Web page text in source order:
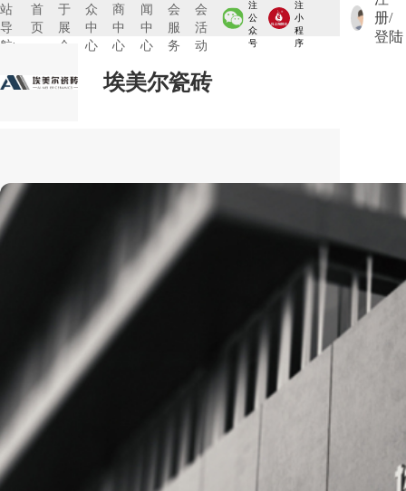
站
导
航:
首
页
于
展
会
众
中
心
商
中
心
闻
中
心
会
服
务
会
活
动
注
公
众
号
注
小
程
序
册/
登陆
埃美尔瓷砖